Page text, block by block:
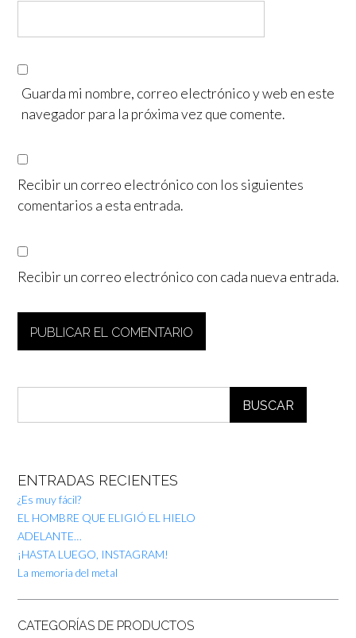
Guarda mi nombre, correo electrónico y web en este
navegador para la próxima vez que comente.
Recibir un correo electrónico con los siguientes
comentarios a esta entrada.
Recibir un correo electrónico con cada nueva entrada.
BUSCAR
ENTRADAS RECIENTES
¿Es muy fácil?
EL HOMBRE QUE ELIGIÓ EL HIELO
ADELANTE…
¡HASTA LUEGO, INSTAGRAM!
La memoria del metal
CATEGORÍAS DE PRODUCTOS